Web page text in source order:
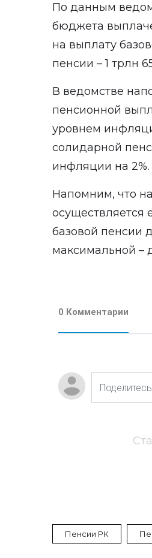
По данным
бюджета
на выплату
пенсии – 1 трлн
В ведомстве
пенсионной
уровнем
солидарной
инфляции на 2%.
Напомним, что
базовой пенсии
максимальной –
0 Комментарии
Пенсии РК